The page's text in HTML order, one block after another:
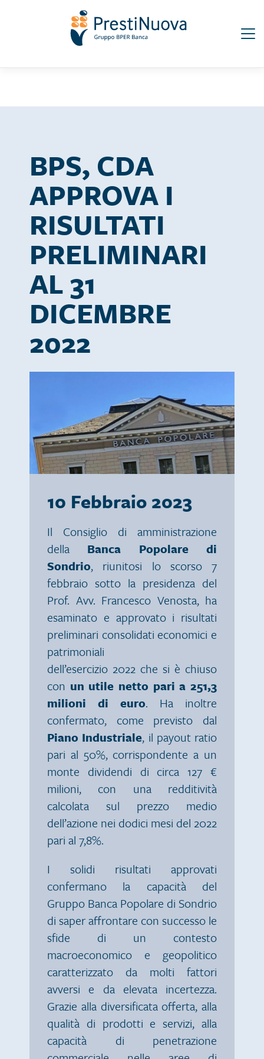
Seguici su:
BPS, CDA
APPROVA I
RISULTATI
PRELIMINARI
AL 31
DICEMBRE
2022
10 Febbraio 2023
Il Consiglio di amministrazione
della Banca Popolare di
Sondrio, riunitosi lo scorso 7
febbraio sotto la presidenza del
Prof. Avv. Francesco Venosta, ha
esaminato e approvato i risultati
preliminari consolidati economici e
patrimoniali
dell’esercizio 2022 che si è chiuso
con un utile netto pari a 251,3
milioni di euro. Ha inoltre
confermato, come previsto dal
Piano Industriale, il payout ratio
pari al 50%, corrispondente a un
monte dividendi di circa 127 €
milioni, con una redditività
calcolata sul prezzo medio
dell’azione nei dodici mesi del 2022
pari al 7,8%.
I solidi risultati approvati
confermano la capacità del
Gruppo Banca Popolare di Sondrio
di saper affrontare con successo le
sfide di un contesto
macroeconomico e geopolitico
caratterizzato da molti fattori
avversi e da elevata incertezza.
Grazie alla diversificata offerta, alla
qualità di prodotti e servizi, alla
capacità di penetrazione